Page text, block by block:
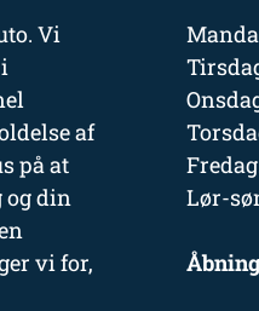
Vi
af
på at
og din
vi for,
Lør-